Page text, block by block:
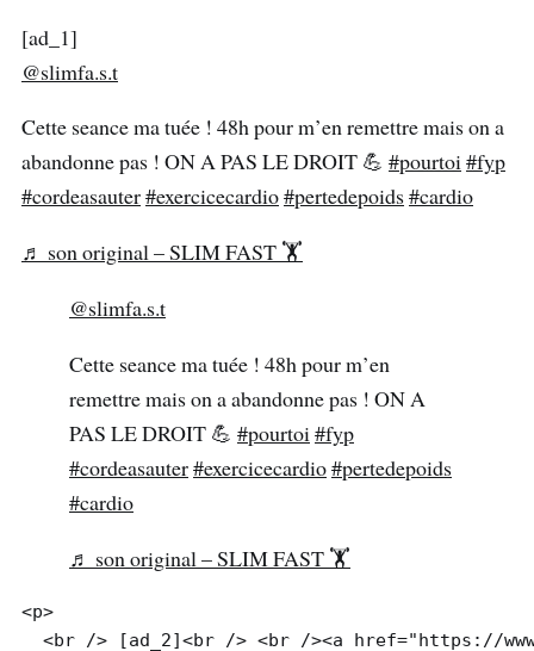
[ad_1]
@slimfa.s.t
Cette seance ma tuée ! 48h pour m’en remettre mais on a
abandonne pas ! ON A PAS LE DROIT 💪 #pourtoi#fyp
#cordeasauter#exercicecardio#pertedepoids#cardio
♬ son original – SLIM FAST 🏋️
@slimfa.s.t
Cette seance ma tuée ! 48h pour m’en
remettre mais on a abandonne pas ! ON A
PAS LE DROIT 💪 #pourtoi#fyp
#cordeasauter#exercicecardio#pertedepoids
#cardio
♬ son original – SLIM FAST 🏋️
<p>
<br /> [ad_2]<br /> <br /><a href="https://